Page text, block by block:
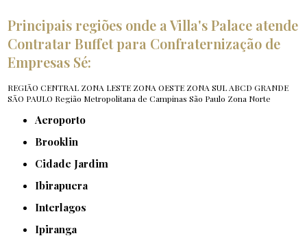
Principais regiões onde a Villa's Palace atende
Contratar Buffet para Confraternização de
Empresas Sé:
REGIÃO CENTRAL ZONA LESTE ZONA OESTE ZONA SUL ABCD GRANDE
SÃO PAULO Região Metropolitana de Campinas São Paulo Zona Norte
Aeroporto
Brooklin
Cidade Jardim
Ibirapuera
Interlagos
Ipiranga